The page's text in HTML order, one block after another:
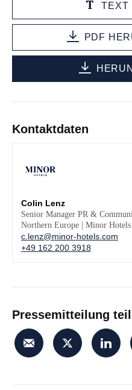
TEXT
PDF
Kontaktdaten
Colin Lenz
Senior Manager PR &
Northern Europe | Minor
c.lenz@minor-hotels.com
+49 162 200 3918
Pressemitteilung